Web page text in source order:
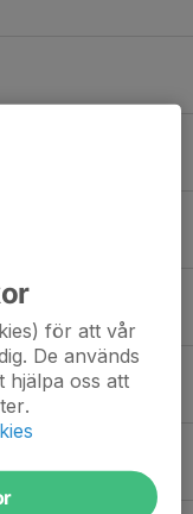
för att vår
De används
hjälpa oss att